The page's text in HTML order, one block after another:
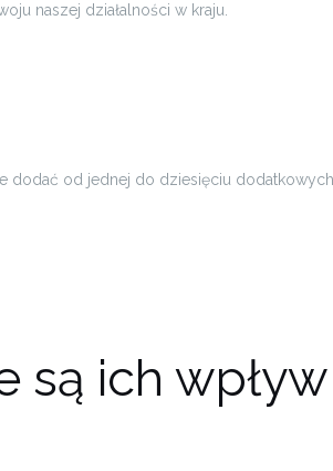
naszej działalności w kraju.
od jednej do dziesięciu
są ich